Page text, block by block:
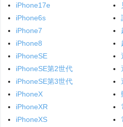
iPhone17e
iPhone6s
iPhone7
iPhone8
iPhoneSE
iPhoneSE第2世代
iPhoneSE第3世代
iPhoneX
iPhoneXR
iPhoneXS